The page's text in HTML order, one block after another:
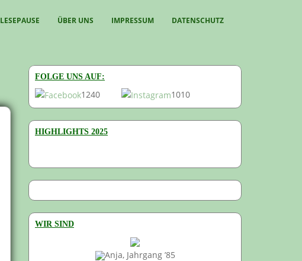
LESEPAUSE ÜBER UNS IMPRESSUM DATENSCHUTZ
FOLGE UNS AUF:
1240 1010
HIGHLIGHTS 2025
WIR SIND
Anja, Jahrgang ’85